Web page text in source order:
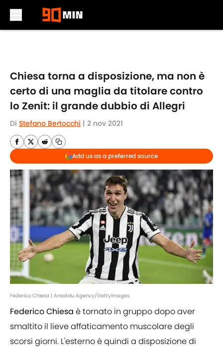
Chiesa torna a disposizione, ma non è
certo di una maglia da titolare contro
lo Zenit: il grande dubbio di Allegri
Di Stefano Bertocchi | 2 nov 2021
Add us as a preferred source
Federico Chiesa | Anadolu Agency/GettyImages
Federico Chiesa è tornato in gruppo dopo aver
smaltito il lieve affaticamento muscolare degli
scorsi giorni. L'esterno è quindi a disposizione di